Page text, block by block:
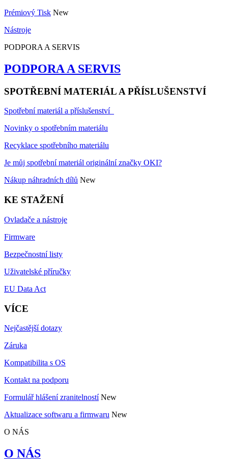
Prémiový Tisk New
Nástroje
PODPORA A SERVIS
PODPORA A SERVIS
SPOTŘEBNÍ MATERIÁL A PŘÍSLUŠENSTVÍ
Spotřební materiál a příslušenství
Novinky o spotřebním materiálu
Recyklace spotřebního materiálu
Je můj spotřební materiál originální značky OKI?
Nákup náhradních dílů New
KE STAŽENÍ
Ovladače a nástroje
Firmware
Bezpečnostní listy
Uživatelské příručky
EU Data Act
VÍCE
Nejčastější dotazy
Záruka
Kompatibilita s OS
Kontakt na podporu
Formulář hlášení zranitelností New
Aktualizace softwaru a firmwaru New
O NÁS
O NÁS